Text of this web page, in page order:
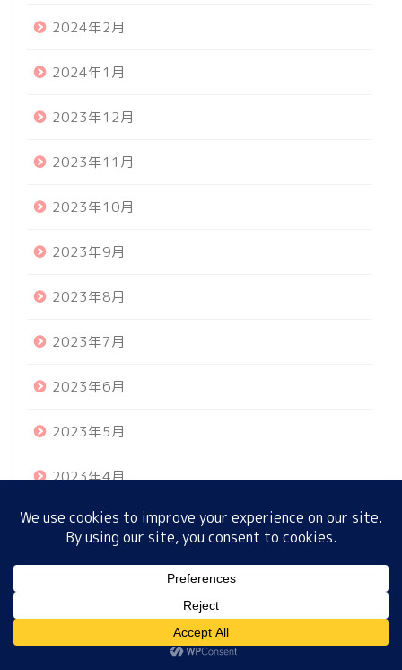
2024年2月
2024年1月
2023年12月
2023年11月
2023年10月
2023年9月
2023年8月
2023年7月
2023年6月
2023年5月
2023年4月
2023年3月
2023年2月
プロフィール サイトマップ